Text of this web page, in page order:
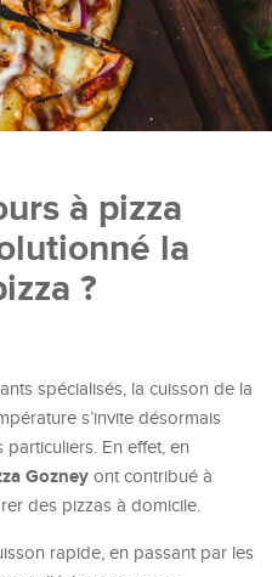
à pizza
la
?
spécialisés, la cuisson de la
s’invite désormais
En effet, en
Gozney ont contribué à
des pizzas à domicile.
rapide, en passant par les